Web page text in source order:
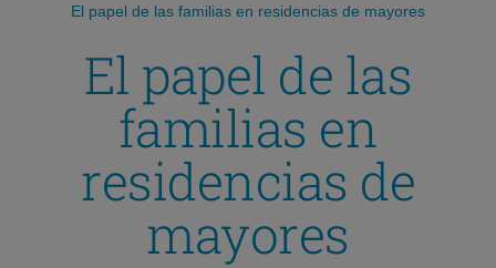
El papel de las familias en residencias de mayores
El papel de las
familias en
residencias de
mayores